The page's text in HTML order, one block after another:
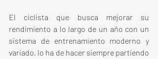
El ciclista que busca mejorar su
rendimiento a lo largo de un año con un
sistema de entrenamiento moderno y
variado, lo ha de hacer siempre partiendo